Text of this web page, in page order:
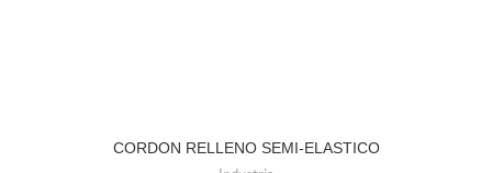
CORDON RELLENO SEMI-ELASTICO